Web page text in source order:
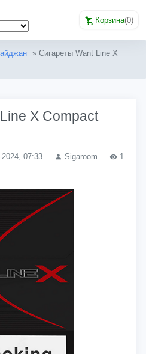
Корзина(0)
» Сигареты Want Line X
X Compact
2024, 07:33 Sigaroom
1